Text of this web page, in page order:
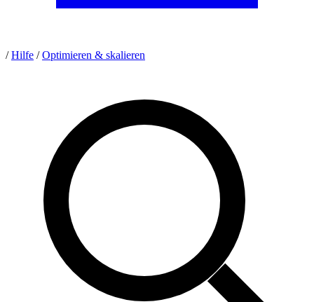
/ Hilfe / Optimieren & skalieren